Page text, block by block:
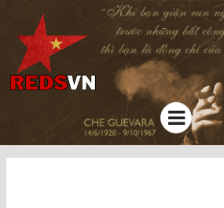
Kênh chia sẻ tri thức cộng đồng
Menu